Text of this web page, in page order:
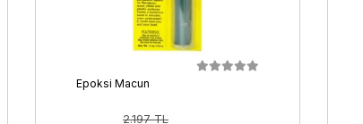
Epoksi Macun
2.197 TL